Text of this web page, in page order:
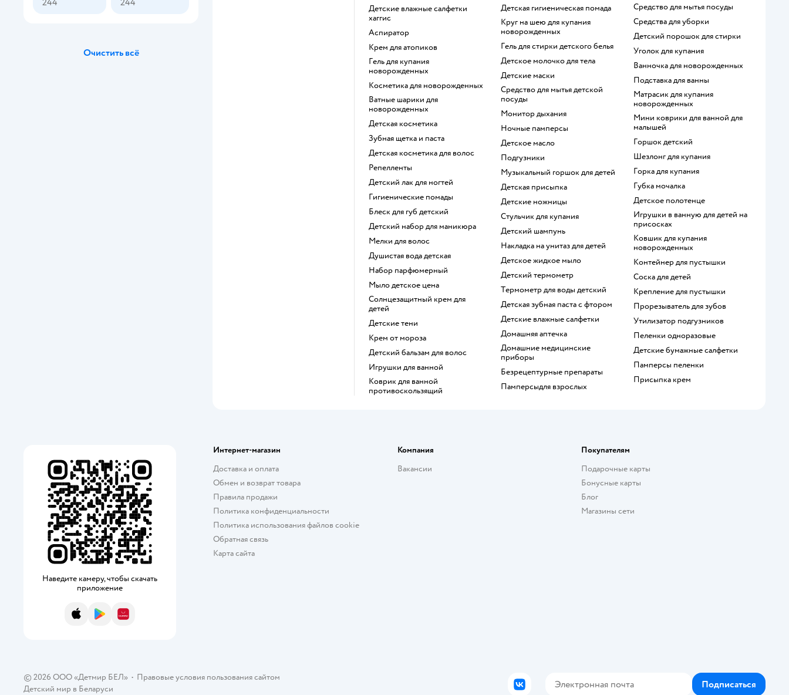
детские влажные салфетки
хаггис
аспиратор
крем для атопиков
гель для купания
новорожденных
косметика для новорожденных
ватные шарики для
новорожденных
детская косметика
зубная щетка и паста
детская косметика для волос
репелленты
детский лак для ногтей
гигиенические помады
блеск для губ детский
детский набор для маникюра
мелки для волос
душистая вода детская
набор парфюмерный
мыло детское цена
солнцезащитный крем для
детей
детские тени
крем от мороза
детский бальзам для волос
игрушки для ванной
коврик для ванной
противоскользящий
детская гигиеническая помада
круг на шею для купания
новорожденных
гель для стирки детского белья
детское молочко для тела
детские маски
средство для мытья детской
посуды
монитор дыхания
ночные памперсы
детское масло
подгузники
музыкальный горшок для детей
детская присыпка
детские ножницы
стульчик для купания
детский шампунь
накладка на унитаз для детей
детское жидкое мыло
детский термометр
термометр для воды детский
детская зубная паста с фтором
детские влажные салфетки
домашняя аптечка
домашние медицинские
приборы
безрецептурные препараты
памперсыдля взрослых
средство для мытья посуды
средства для уборки
детский порошок для стирки
уголок для купания
ванночка для новорожденных
подставка для ванны
матрасик для купания
новорожденных
мини коврики для ванной для
малышей
горшок детский
шезлонг для купания
горка для купания
губка мочалка
детское полотенце
игрушки в ванную для детей на
присосках
ковшик для купания
новорожденных
контейнер для пустышки
соска для детей
крепление для пустышки
прорезыватель для зубов
утилизатор подгузников
пеленки одноразовые
детские бумажные салфетки
памперсы пеленки
присыпка крем
Очистить всё
Наведите камеру, чтобы скачать
приложение
App StoreGoogle PlayAppGallery
Интернет-магазин
Доставка и оплата
Обмен и возврат товара
Правила продажи
Политика конфиденциальности
Политика использования файлов cookie
Обратная связь
Карта сайта
Компания
Вакансии
Покупателям
Подарочные карты
Бонусные карты
Блог
Магазины сети
© 2026 ООО «Детмир БЕЛ» • Правовые условия пользования сайтом
Детский мир в Беларуси
ВКонтакте Подписаться